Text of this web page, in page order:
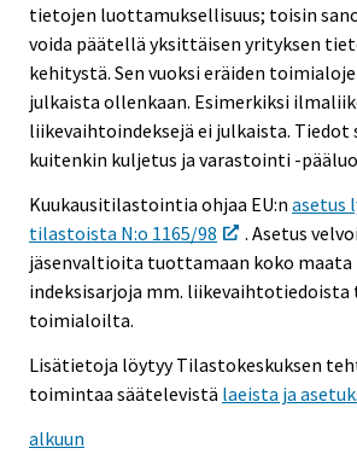
tietojen luottamuksellisuus; toisin
voida päätellä yksittäisen yrityksen
kehitystä. Sen vuoksi eräiden
julkaista ollenkaan. Esimerkiksi
liikevaihtoindeksejä ei julkaista. Tiedot
kuitenkin kuljetus ja varastointi -
Kuukausitilastointia ohjaa EU:n asetus
tilastoista N:o 1165/98
. Asetus
jäsenvaltioita tuottamaan koko maata
indeksisarjoja mm.
toimialoilta.
Lisätietoja löytyy Tilastokeskuksen
toimintaa säätelevistä laeista ja
alkuun